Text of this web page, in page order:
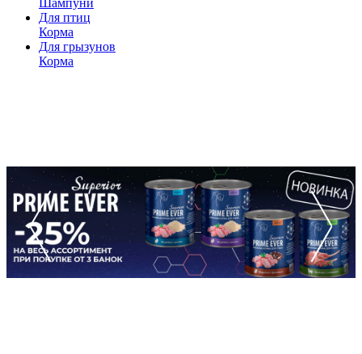
Для птиц
Корма
Для грызунов
Корма